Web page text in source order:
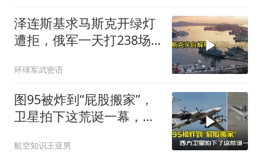
泽连斯基求马斯克开绿灯
遭拒，俄军一天打238场
环球军武密语
图95被炸到“屁股搬家”，
卫星拍下这荒诞一幕，普
航空知识王亚男